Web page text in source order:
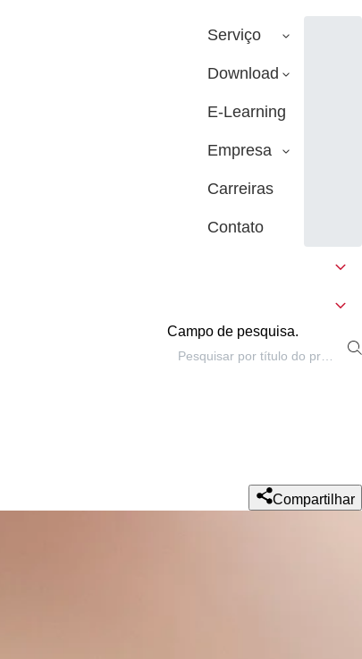
Serviço
Download
E-Learning
Empresa
Carreiras
Contato
Campo de pesquisa.
Compartilhar